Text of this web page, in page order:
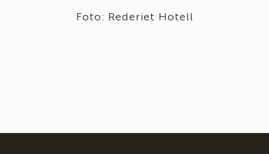
Foto: Rederiet Hotell